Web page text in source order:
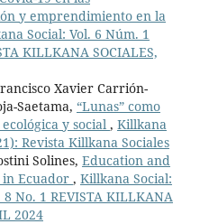
y emprendimiento en la
Social: Vol. 6 Núm. 1
KILLKANA SOCIALES,
Xavier Carrión-
Saetama, “Lunas” como
y social , Killkana
Revista Killkana Sociales
Solines, Education and
Ecuador , Killkana Social:
No. 1 REVISTA KILLKANA
2024